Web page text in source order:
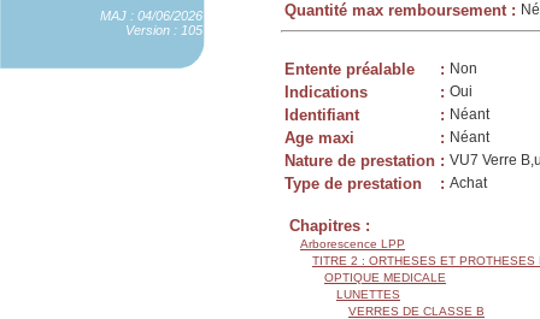
MAJ : 04/06/2026
Version : 105
Quantité max remboursement :
Entente préalable : Non
Indications : Oui
Identifiant : Néant
Age maxi : Néant
Nature de prestation : VU7 Verre
Type de prestation : Achat
Chapitres :
Arborescence LPP
TITRE 2 : ORTHESES ET PROTHESES
OPTIQUE MEDICALE
LUNETTES
VERRES DE CLASSE B